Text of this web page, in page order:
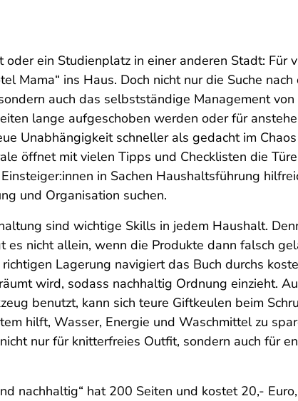
ein Studienplatz in einer anderen Stadt: Für
Mama“ ins Haus. Doch nicht nur die Suche
auch das selbstständige Management von
lange aufgeschoben werden oder für
Unabhängigkeit schneller als gedacht im
öffnet mit vielen Tipps und Checklisten die
in Sachen Haushaltsführung
und Organisation suchen.
sind wichtige Skills in jedem Haushalt.
es nicht allein, wenn die Produkte dann falsch
Lagerung navigiert das Buch durchs
wird, sodass nachhaltig Ordnung einzieht.
benutzt, kann sich teure Giftkeulen beim
hilft, Wasser, Energie und Waschmittel zu
nur für knitterfreies Outfit, sondern auch für
nachhaltig“ hat 200 Seiten und kostet 20,-